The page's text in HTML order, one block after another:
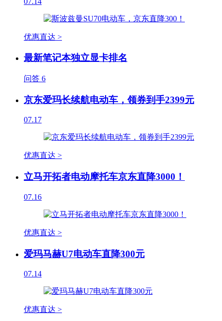
优惠直达 >
最新笔记本独立显卡排名
问答 6
京东爱玛长续航电动车，领券到手2399元
07.17
优惠直达 >
立马开拓者电动摩托车京东直降3000！
07.16
优惠直达 >
爱玛马赫U7电动车直降300元
07.14
优惠直达 >